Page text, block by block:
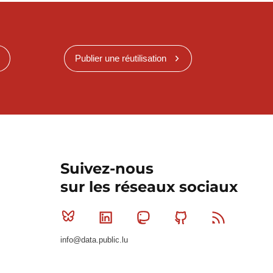
Publier une réutilisation
Suivez-nous
sur les réseaux sociaux
Bluesky Linkedin MastodonGithub
info@data.public.lu